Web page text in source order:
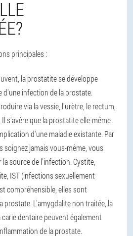
principales :
la prostatite se développe
d'une infection de la prostate.
via la vessie, l'urètre, le rectum,
s'avère que la prostatite elle-même
d'une maladie existante. Par
soignez jamais vous-même, vous
source de l'infection. Cystite,
IST (infections sexuellement
compréhensible, elles sont
prostate. L'amygdalite non traitée, la
dentaire peuvent également
de la prostate.